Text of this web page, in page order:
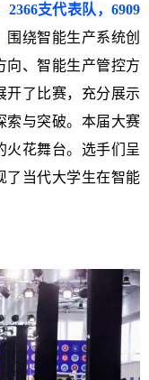
2366支代表队，6909
围绕智能生产系统创
向、智能生产管控方
开了比赛，充分展示
索与突破。本届大赛
火花舞台。选手们呈
了当代大学生在智能